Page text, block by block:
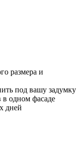
размера и
под вашу задумку
в одном фасаде
дней